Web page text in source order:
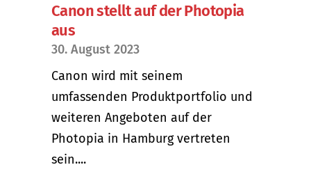
Canon stellt auf der Photopia
aus
30. August 2023
Canon wird mit seinem
umfassenden Produktportfolio und
weiteren Angeboten auf der
Photopia in Hamburg vertreten
sein....